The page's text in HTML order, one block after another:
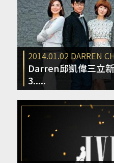
2014.01.02DARREN
Darren邱凱偉三立
3.....